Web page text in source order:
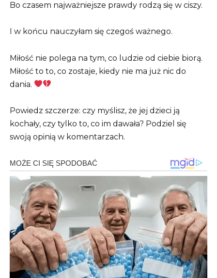
Bo czasem najważniejsze prawdy rodzą się w ciszy.
I w końcu nauczyłam się czegoś ważnego.
Miłość nie polega na tym, co ludzie od ciebie biorą.
Miłość to to, co zostaje, kiedy nie ma już nic do
dania.
Powiedz szczerze: czy myślisz, że jej dzieci ją
kochały, czy tylko to, co im dawała? Podziel się
swoją opinią w komentarzach.